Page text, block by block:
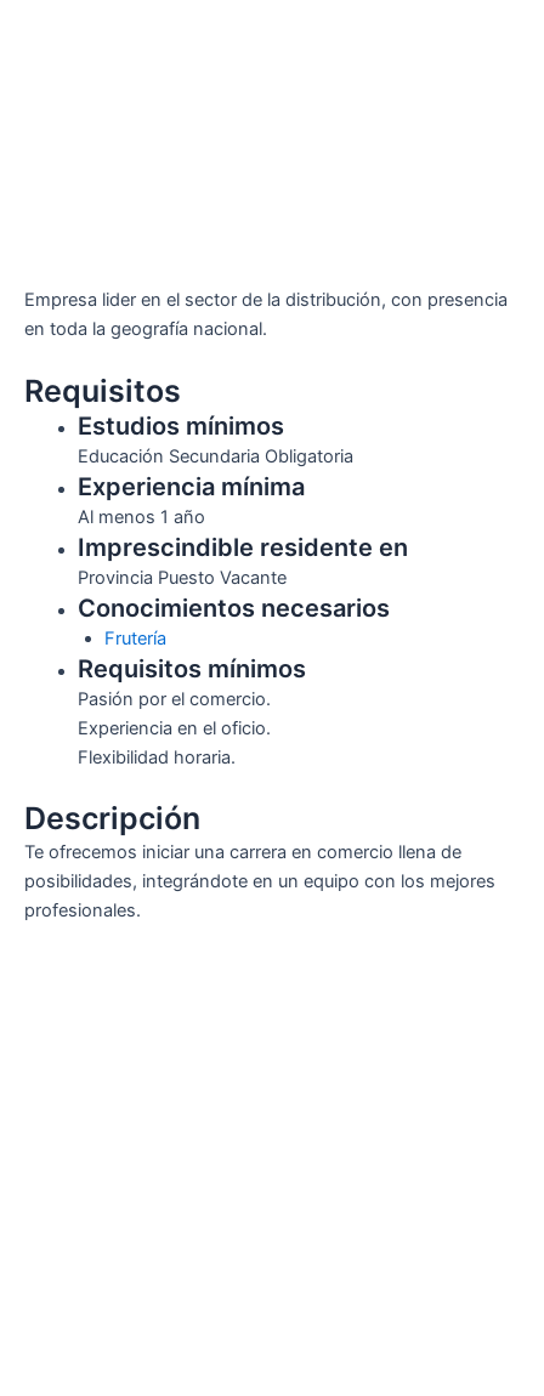
Empresa lider en el sector de la distribución, con presencia
en toda la geografía nacional.
Requisitos
Estudios mínimos
Educación Secundaria Obligatoria
Experiencia mínima
Al menos 1 año
Imprescindible residente en
Provincia Puesto Vacante
Conocimientos necesarios
Frutería
Requisitos mínimos
Pasión por el comercio.
Experiencia en el oficio.
Flexibilidad horaria.
Descripción
Te ofrecemos iniciar una carrera en comercio llena de
posibilidades, integrándote en un equipo con los mejores
profesionales.